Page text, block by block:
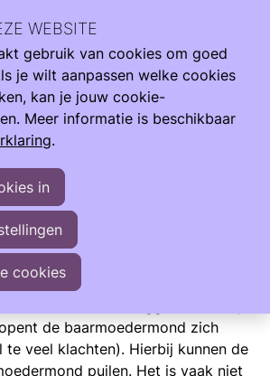
Zoeken
als je kind te vroeg, te licht en ziek
geboren wordt.
Cervixinsufficiëntie
Cervixinsufficiëntie
is één van de oorzaken
vroeggeboorte.
Care4Neo
(zwakte van de baarmoederhals)
de baarmoedermond zich
te veel klachten). Hierbij kunnen de
puilen. Het is vaak niet
WEBSITE
gebruik van cookies om goed
je wilt aanpassen welke cookies
kan je jouw cookie-
Meer informatie is beschikbaar
.
in
cookies